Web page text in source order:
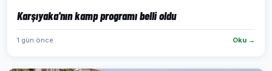
Karşıyaka'nın kamp programı belli oldu
1 gün önce Oku →